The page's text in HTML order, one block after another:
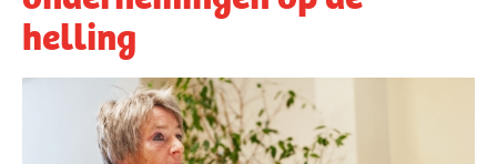
helling